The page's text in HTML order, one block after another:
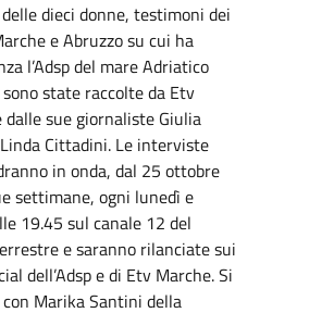
dieci donne, testimoni dei
e Abruzzo su cui ha
l’Adsp del mare Adriatico
state raccolte da Etv
dalle sue giornaliste Giulia
Cittadini. Le interviste
in onda, dal 25 ottobre
settimane, ogni lunedì e
19.45 sul canale 12 del
e saranno rilanciate sui
dell’Adsp e di Etv Marche. Si
Marika Santini della